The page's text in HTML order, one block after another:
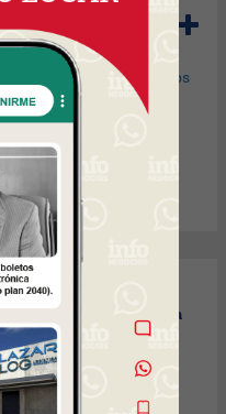
Jue26/06/2008
Máquinas Massa se instala
en el Parque Tecnológico
Industrial del Cerro